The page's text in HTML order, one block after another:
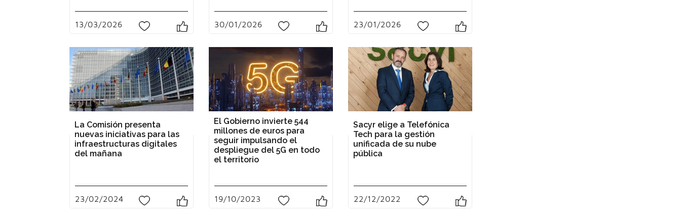
13/03/2026 30/01/2026 23/01/2026
La Comisión presenta
nuevas iniciativas para las
infraestructuras digitales
del mañana
23/02/2024
El Gobierno invierte 544
millones de euros para
seguir impulsando el
despliegue del 5G en todo
el territorio
19/10/2023
Sacyr elige a Telefónica
Tech para la gestión
unificada de su nube
pública
22/12/2022